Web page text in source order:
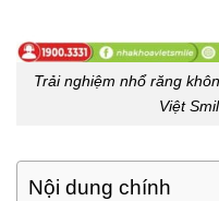
Trải nghiệm nhổ răng
Việt
Nội dung chính